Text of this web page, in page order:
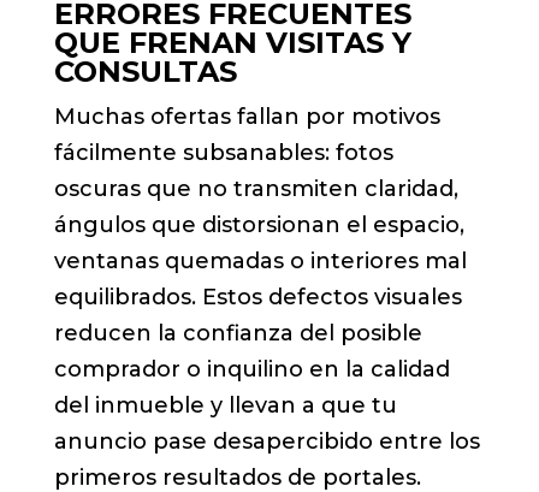
ERRORES FRECUENTES
QUE FRENAN VISITAS Y
CONSULTAS
Muchas ofertas fallan por motivos
fácilmente subsanables: fotos
oscuras que no transmiten claridad,
ángulos que distorsionan el espacio,
ventanas quemadas o interiores mal
equilibrados. Estos defectos visuales
reducen la confianza del posible
comprador o inquilino en la calidad
del inmueble y llevan a que tu
anuncio pase desapercibido entre los
primeros resultados de portales.